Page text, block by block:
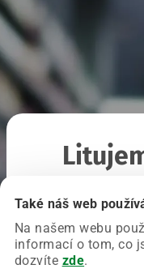
Také náš web
Na našem webu
informací o tom, co
dozvíte zde.
Chyba nastala
Zkuste prosím